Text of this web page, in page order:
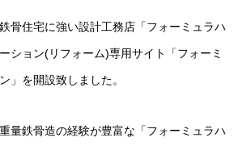
骨住宅に強い設計工務店「フォーミュラハ
ション(リフォーム)専用サイト「フォーミ
」を開設致しました。
量鉄骨造の経験が豊富な「フォーミュラハ